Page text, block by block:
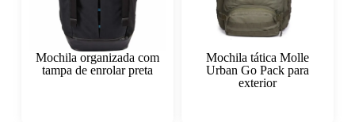
Mochila organizada com
tampa de enrolar preta
Mochila tática Molle
Urban Go Pack para
exterior